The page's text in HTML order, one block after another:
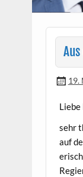
19.
‌Liebe
sehr
auf